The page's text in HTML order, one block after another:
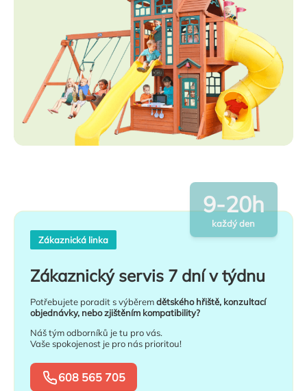
Zákaznická linka
Zákaznický servis 7 dní v týdnu
Potřebujete poradit s výběremdětského hřiště, konzultací
objednávky, nebo zjištěním kompatibility?
Náš tým odborníků je tu pro vás.
Vaše spokojenost je pro nás prioritou!
608 565 705
9-20h
každý den